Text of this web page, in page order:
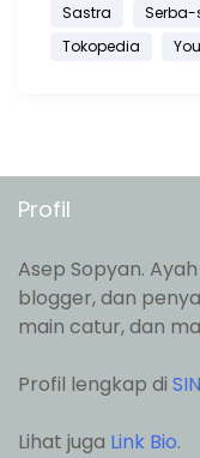
Sastra
Serba-
Tokopedia
Profil
Asep Sopyan.
blogger, dan
main catur, dan
Profil lengkap di
Lihat juga Link Bio.